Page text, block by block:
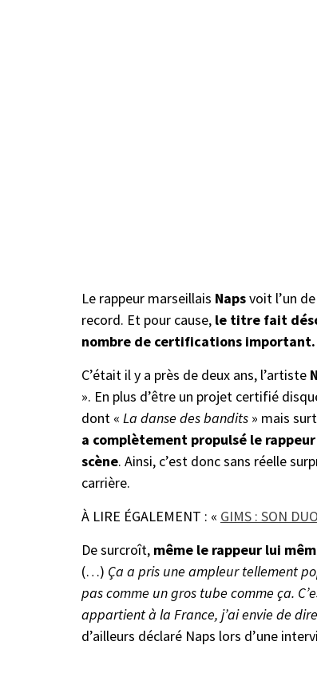
Le rappeur marseillais Napsvoit l’un
record. Et pour cause, le titre fait
nombre de certifications important.
C’était il y a près de deux ans, l’artiste
». En plus d’être un projet certifié
dont « La danse des bandits » mais
a complètement propulsé le
scène. Ainsi, c’est donc sans réelle
carrière.
À LIRE ÉGALEMENT : « GIMS : SON
De surcroît, même le rappeur lui
(…) Ça a pris une ampleur tellement
pas comme un gros tube comme ça.
appartient à la France, j’ai envie de
d’ailleurs déclaré Naps lors d’une